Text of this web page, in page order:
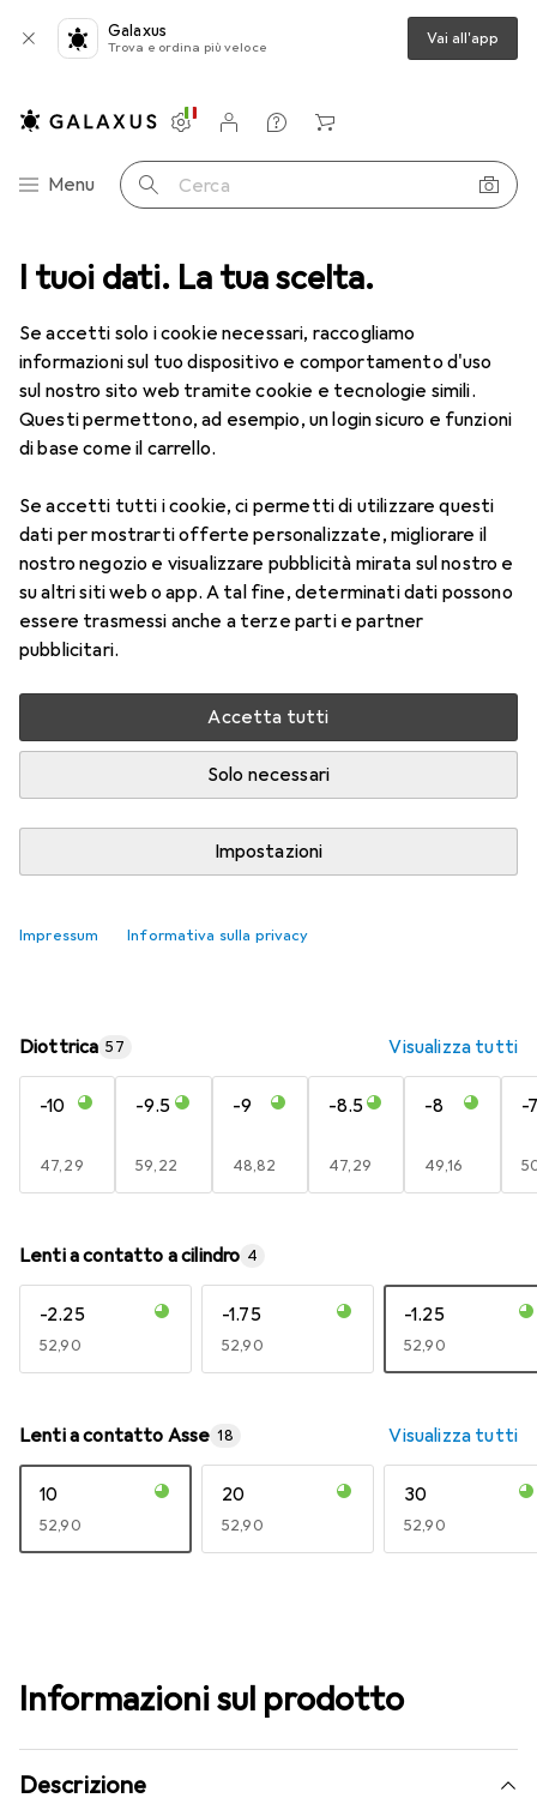
I tuoi dati. La tua scelta.
Se accetti solo i cookie necessari, raccogliamo
informazioni sul tuo dispositivo e comportamento d'uso
sul nostro sito web tramite cookie e tecnologie simili.
Questi permettono, ad esempio, un login sicuro e funzioni
di base come il carrello.
Se accetti tutti i cookie, ci permetti di utilizzare questi
dati per mostrarti offerte personalizzate, migliorare il
nostro negozio e visualizzare pubblicità mirata sul nostro e
su altri siti web o app. A tal fine, determinati dati possono
essere trasmessi anche a terze parti e partner
pubblicitari.
Accetta tutti
Solo necessari
Impostazioni
Impressum Informativa sulla privacy
Galaxus
Trova e ordina più veloce Vai all'app
Categoria Navigazione
Menu Cerca
Impostazioni
Conto cliente
Liste di confronto
Liste dei desideri
Carrello
Lenti a contatto Air Optix più HydraGlyde per l'astigmatismo
1 Immagine
Air Optix più HydraGlyde per
-7, Obiettivo mensile, 6 pz., Torico
Prezzo in EUR IVA incl.
EUR
52,90 EUR
8,82/1pz.
Consegna tra ven, 14/8 e mar, 18/8
Più di 10 pezzi in stock presso il fornitore
Aggiungi al carrello
Diottrica 57 Visualizza tutti
-10
EUR
47,29
-9.5
EUR
59,22
-9
EUR
48,82
-8.5
EUR
47,29
-8
EUR
49,16
-
Lenti a contatto a cilindro 4
-2.25
EUR
52,90
-1.75
EUR
52,90
-1.25
EUR
52,90
Lenti a contatto Asse 18 Visualizza tutti
10
EUR
52,90
20
EUR
52,90
30
EUR
52,90
Informazioni sul prodotto
Descrizione